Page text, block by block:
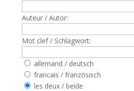
Auteur / Autor:
Mot clef / Schlagwort:
allemand / deutsch
francais / französisch
les deux / beide